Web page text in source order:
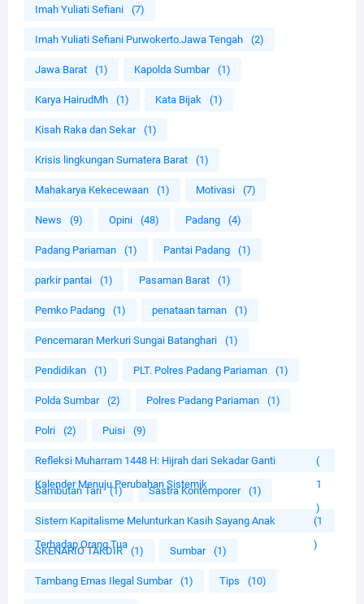
Imah Yuliati Sefiani (7)
Imah Yuliati Sefiani Purwokerto.Jawa Tengah (2)
Jawa Barat (1) Kapolda Sumbar (1)
Karya HairudMh (1) Kata Bijak (1)
Kisah Raka dan Sekar (1)
Krisis lingkungan Sumatera Barat (1)
Mahakarya Kekecewaan (1) Motivasi (7)
News (9) Opini (48) Padang (4)
Padang Pariaman (1) Pantai Padang (1)
parkir pantai (1) Pasaman Barat (1)
Pemko Padang (1) penataan taman (1)
Pencemaran Merkuri Sungai Batanghari (1)
Pendidikan (1) PLT. Polres Padang Pariaman (1)
Polda Sumbar (2) Polres Padang Pariaman (1)
Polri (2) Puisi (9)
Refleksi Muharram 1448 H: Hijrah dari Sekadar Ganti
Kalender Menuju Perubahan Sistemik
(
1
)
Sambutan Tari (1) Sastra Kontemporer (1)
Sistem Kapitalisme Melunturkan Kasih Sayang Anak
Terhadap Orang Tua
(1
)
SKENARIO TAKDIR (1) Sumbar (1)
Tambang Emas Ilegal Sumbar (1) Tips (10)